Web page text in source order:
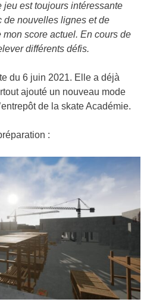
est toujours intéressante
de nouvelles lignes et de
score actuel. En cours de
différents défis.
du 6 juin 2021. Elle a déjà
ajouté un nouveau mode
de la skate Académie.
: